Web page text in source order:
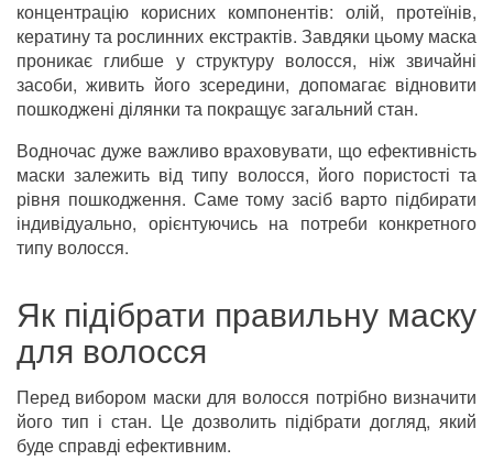
концентрацію корисних компонентів: олій, протеїнів,
кератину та рослинних екстрактів. Завдяки цьому маска
проникає глибше у структуру волосся, ніж звичайні
засоби, живить його зсередини, допомагає відновити
пошкоджені ділянки та покращує загальний стан.
Водночас дуже важливо враховувати, що ефективність
маски залежить від типу волосся, його пористості та
рівня пошкодження. Саме тому засіб варто підбирати
індивідуально, орієнтуючись на потреби конкретного
типу волосся.
Як підібрати правильну маску
для волосся
Перед вибором маски для волосся потрібно визначити
його тип і стан. Це дозволить підібрати догляд, який
буде справді ефективним.